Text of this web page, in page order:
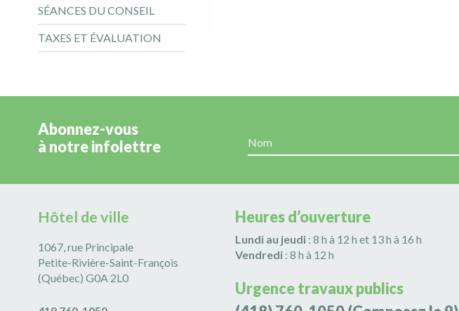
SÉANCES DU CONSEIL
TAXES ET ÉVALUATION
Abonnez-vous
à notre infolettre
Hôtel de ville
1067, rue Principale
Petite-Rivière-Saint-François
(Québec) G0A 2L0
Heures d’ouverture
Lundi au jeudi: 8 h à 12 h et 13 h à 16 h
Vendredi : 8 h à 12 h
Urgence travaux publics